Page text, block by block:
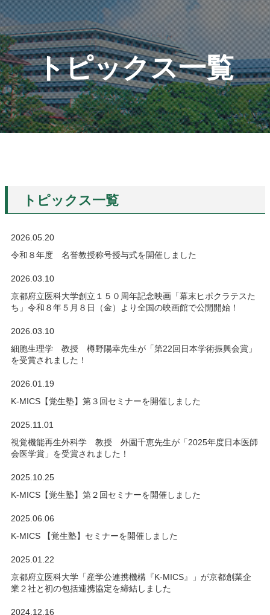
トピックス一覧
トピックス一覧
2026.05.20
令和８年度 名誉教授称号授与式を開催しました
2026.03.10
京都府立医科大学創立１５０周年記念映画「幕末ヒポクラテスた
ち」令和８年５月８日（金）より全国の映画館で公開開始！
2026.03.10
細胞生理学 教授 樽野陽幸先生が「第22回日本学術振興会賞」
を受賞されました！
2026.01.19
K-MICS【覚生塾】第３回セミナーを開催しました
2025.11.01
視覚機能再生外科学 教授 外園千恵先生が「2025年度日本医師
会医学賞」を受賞されました！
2025.10.25
K-MICS【覚生塾】第２回セミナーを開催しました
2025.06.06
K-MICS 【覚生塾】セミナーを開催しました
2025.01.22
京都府立医科大学「産学公連携機構『K-MICS』」が京都創業企
業２社と初の包括連携協定を締結しました
2024.12.16